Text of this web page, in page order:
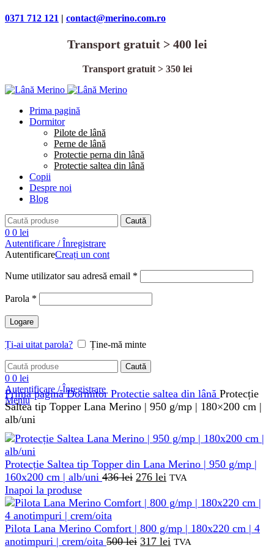
0371 712 121 | contact@merino.com.ro
Transport gratuit > 400 lei
Transport gratuit > 350 lei
Prima pagină
Dormitor
Pilote de lână
Perne de lână
Protectie perna din lână
Protectie saltea din lână
Copii
Despre noi
Blog
Caută
0 0 lei
Autentificare / Înregistrare
AutentificareCreați un cont
Nume utilizator sau adresă email *
Parola *
Logare
Ți-ai uitat parola? Ține-mă minte
Caută
0 0 lei
Autentificare / Înregistrare
Meniu
Prima paginăDormitor Protectie saltea din lână Protecție
Saltea tip Topper Lana Merino | 950 g/mp | 180×200 cm |
alb/uni
Protecție Saltea tip Topper din Lana Merino | 950 g/mp |
160x200 cm | alb/uni 436lei Prețul
a
436 lei.
276 lei Prețul
este:
TVA
Inapoi la produse
Pilota Lana Merino Comfort | 800 g/mp | 180x220 cm | 4
anotimpuri | crem/oita 500lei Prețul
317 lei Prețul
TVA